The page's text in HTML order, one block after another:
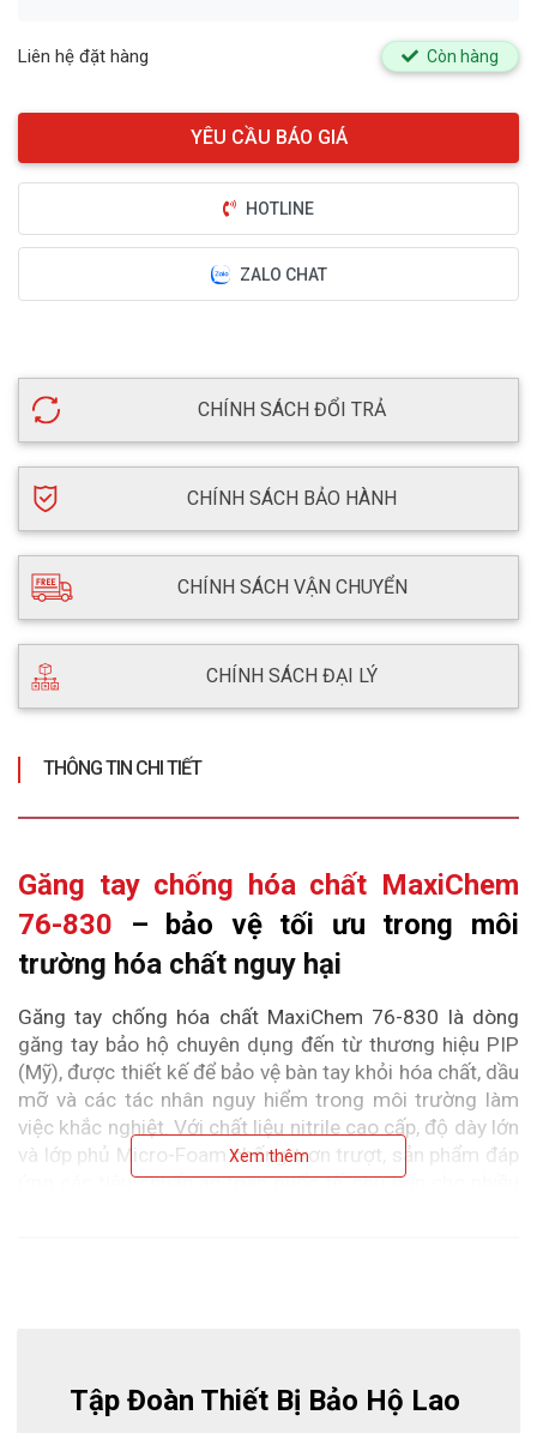
Liên hệ đặt hàng Còn hàng
HOTLINE
ZALO CHAT
CHÍNH SÁCH ĐỔI TRẢ
CHÍNH SÁCH BẢO HÀNH
CHÍNH SÁCH VẬN CHUYỂN
CHÍNH SÁCH ĐẠI LÝ
THÔNG TIN CHI TIẾT
Găng tay chống hóa chất MaxiChem
76-830 – bảo vệ tối ưu trong môi
trường hóa chất nguy hại
Găng tay chống hóa chất MaxiChem 76-830 là dòng
găng tay bảo hộ chuyên dụng đến từ thương hiệu PIP
(Mỹ), được thiết kế để bảo vệ bàn tay khỏi hóa chất, dầu
mỡ và các tác nhân nguy hiểm trong môi trường làm
việc khắc nghiệt. Với chất liệu nitrile cao cấp, độ dày lớn
và lớp phủ Micro-Foam chống trơn trượt, sản phẩm đáp
ứng các tiêu chuẩn an toàn quốc tế, phù hợp cho nhiều
Xem thêm
Tập Đoàn Thiết Bị Bảo Hộ Lao